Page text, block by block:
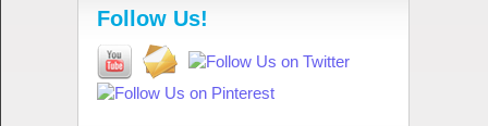
Follow Us!